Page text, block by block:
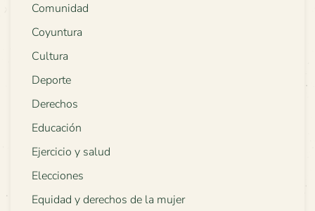
Comunidad
Coyuntura
Cultura
Deporte
Derechos
Educación
Ejercicio y salud
Elecciones
Equidad y derechos de la mujer